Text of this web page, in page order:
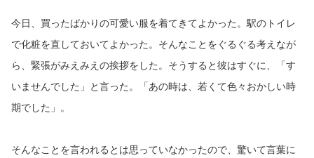
今日、買ったばかりの可愛い服を着てきてよかった。駅のトイレ
で化粧を直しておいてよかった。そんなことをぐるぐる考えなが
ら、緊張がみえみえの挨拶をした。そうすると彼はすぐに、「す
いませんでした」と言った。「あの時は、若くて色々おかしい時
期でした」。
そんなことを言われるとは思っていなかったので、驚いて言葉に